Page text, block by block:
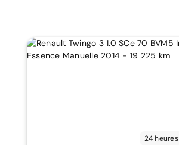
24 heures